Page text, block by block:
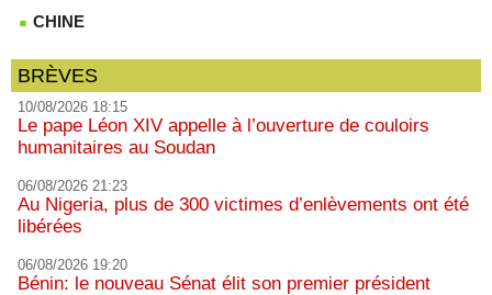
CHINE
BRÈVES
10/08/2026 18:15
Le pape Léon XIV appelle à l’ouverture de couloirs
humanitaires au Soudan
06/08/2026 21:23
Au Nigeria, plus de 300 victimes d’enlèvements ont été
libérées
06/08/2026 19:20
Bénin: le nouveau Sénat élit son premier président